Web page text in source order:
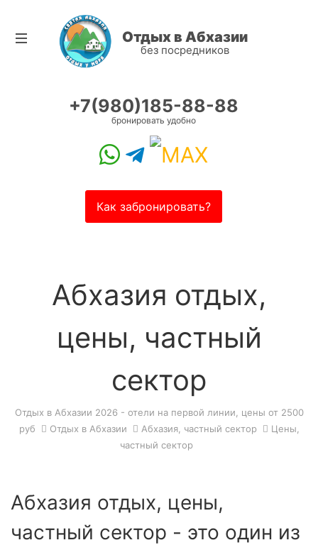
Отдых в Абхазии
без посредников
+7(980)185-88-88
бронировать удобно
Как забронировать?
Абхазия отдых,
цены, частный
сектор
Отдых в Абхазии 2026 - отели на первой линии, цены от 2500
руб
Отдых в Абхазии Абхазия, частный сектор
Цены,
частный сектор
Абхазия отдых, цены,
частный сектор - это один из